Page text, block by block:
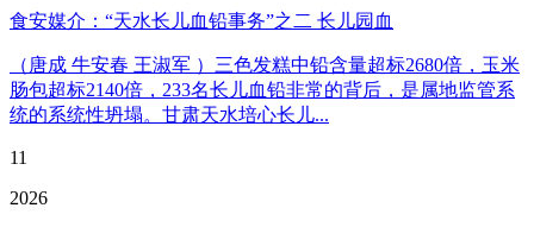
食安媒介：“天水长儿血铅事务”之二 长儿园血
（唐成 牛安春 王淑军 ）三色发糕中铅含量超标2680倍，玉米
肠包超标2140倍，233名长儿血铅非常的背后，是属地监管系
统的系统性坍塌。甘肃天水培心长儿...
11
2026